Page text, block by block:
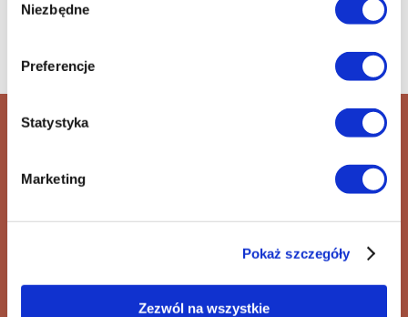
zgody
Niezbędne
Preferencje
Statystyka
Marketing
Pokaż szczegóły
Zezwól na wszystkie